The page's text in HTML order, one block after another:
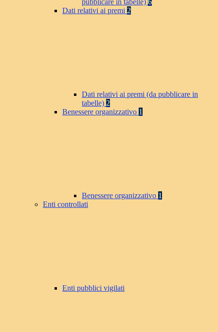
pubblicare in tabelle) 6
Dati relativi ai premi 2
Dati relativi ai premi (da pubblicare in
tabelle) 2
Benessere organizzativo 1
Benessere organizzativo 1
Enti controllati
Enti pubblici vigilati